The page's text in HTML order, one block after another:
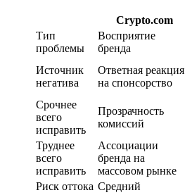
Crypto.com
Тип
проблемы
Восприятие
бренда
Источник
негатива
Ответная реакция
на спонсорство
Срочнее
всего
исправить
Прозрачность
комиссий
Труднее
всего
исправить
Ассоциации
бренда на
массовом рынке
Риск оттока Средний